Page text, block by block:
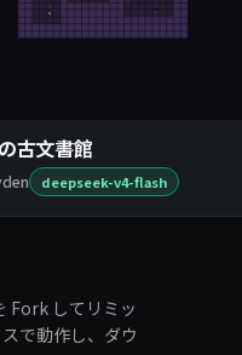
古文書館
deepseek-v4-flash
Fork してリミッ
で動作し、ダウ